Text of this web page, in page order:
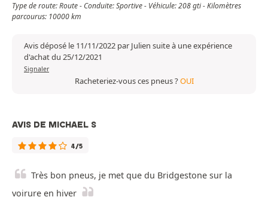
Type de route: Route - Conduite: Sportive - Véhicule: 208 gti - Kilomètres
parcourus: 10000 km
Avis déposé le 11/11/2022 par Julien suite à une expérience
d'achat du 25/12/2021
Signaler
Racheteriez-vous ces pneus ?OUI
AVIS DE MICHAEL S
4/5
Très bon pneus, je met que du Bridgestone sur la
voirure en hiver